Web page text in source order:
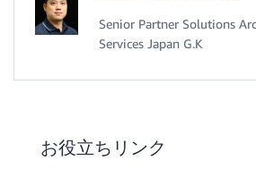
Senior Partner Solutions
Services Japan G.K
お役立ちリンク